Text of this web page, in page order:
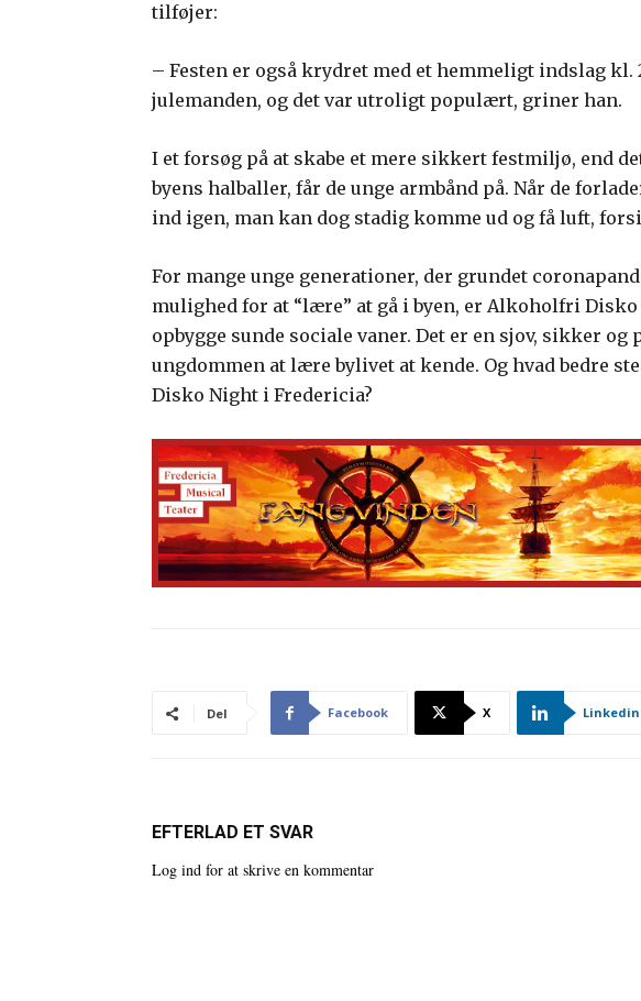
tilføjer:
– Festen er også krydret med et hemmeligt indslag kl.
julemanden, og det var utroligt populært, griner han.
I et forsøg på at skabe et mere sikkert festmiljø, end
byens halballer, får de unge armbånd på. Når de
ind igen, man kan dog stadig komme ud og få luft,
For mange unge generationer, der grundet
mulighed for at “lære” at gå i byen, er Alkoholfri
opbygge sunde sociale vaner. Det er en sjov, sikker
ungdommen at lære bylivet at kende. Og hvad bedre
Disko Night i Fredericia?
Del Facebook X Linkedin
EFTERLAD ET SVAR
Log ind for at skrive en kommentar